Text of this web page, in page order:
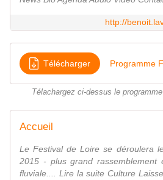
http://
Télécharger Programme
Télachargez ci-dessus le
Accueil
Le Festival de Loire se déroulera
2015 - plus grand rassemblement
fluviale.... Lire la suite Culture